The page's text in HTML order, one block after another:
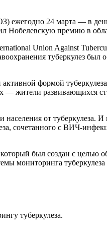
ежегодно 24 марта — в
Нобелевскую премию в
Union Against
туберкулез был
формой
— жители развивающихся
населения от туберкулеза.
сочетанного с ВИЧ-
был создан с целью
мониторинга
туберкулеза.